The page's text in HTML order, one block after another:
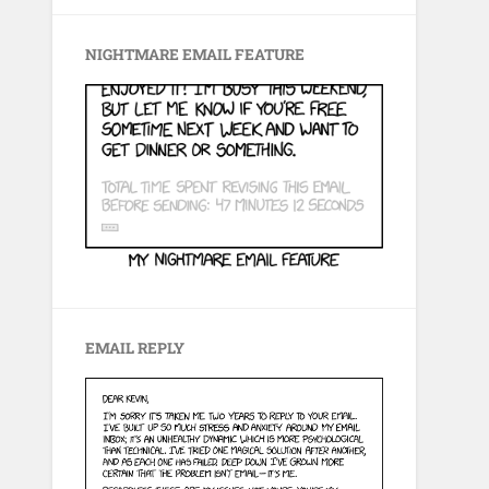
NIGHTMARE EMAIL FEATURE
EMAIL REPLY